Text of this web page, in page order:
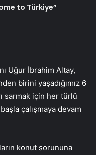
to Türkiye”
Uğur İbrahim Altay,
birini yaşadığımız 6
sarmak için her türlü
çalışmaya devam
konut sorununa